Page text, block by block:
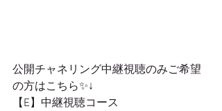
公開チャネリング中継視聴のみご希望
の方はこちら✨↓
【E】中継視聴コース